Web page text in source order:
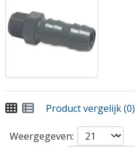
Product vergelijk (0)
Weergegeven: